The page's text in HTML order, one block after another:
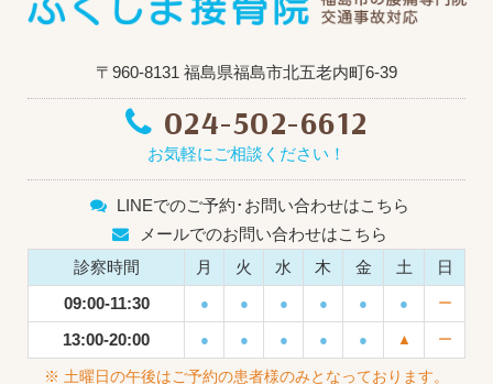
〒960-8131 福島県福島市北五老内町6-39
024-502-6612
お気軽にご相談ください！
LINEでのご予約･お問い合わせはこちら
メールでのお問い合わせはこちら
診察時間
月 火 水 木 金 土
日
09:00-11:30
● ● ● ● ● ● ー
13:00-20:00 ● ● ● ● ● ▲ ー
※ 土曜日の午後はご予約の患者様のみとなっております。